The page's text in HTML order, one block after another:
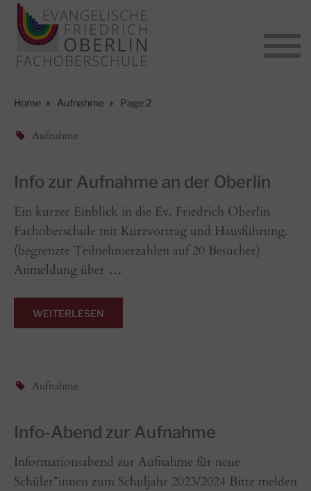
Home Aufnahme Page 2
Aufnahme
Info zur Aufnahme an der Oberlin
Ein kurzer Einblick in die Ev. Friedrich Oberlin
Fachoberschule mit Kurzvortrag und Hausführung.
(begrenzte Teilnehmerzahlen auf 20 Besucher)
Anmeldung über …
WEITERLESEN
Aufnahme
Info-Abend zur Aufnahme
Informationsabend zur Aufnahme für neue
Schüler*innen zum Schuljahr 2023/2024 Bitte melden